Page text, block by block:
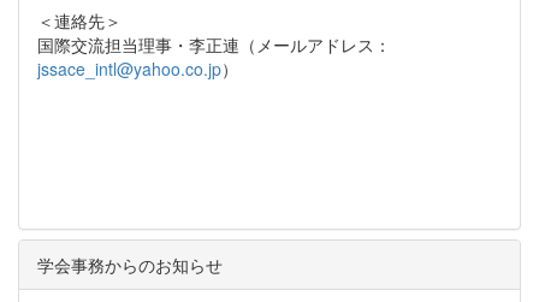
＜連絡先＞
国際交流担当理事・李正連（メールアドレス：
jssace_intl@yahoo.co.jp）
学会事務からのお知らせ